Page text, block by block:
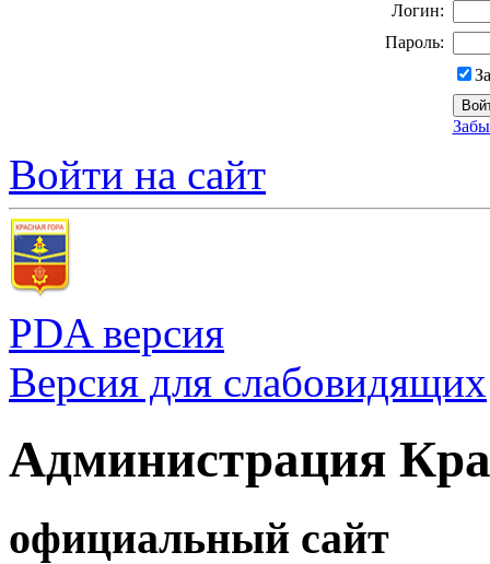
Логин:
Пароль:
Войти на сайт
PDA версия
Версия для слабовидящих
Администрация
официальный сайт